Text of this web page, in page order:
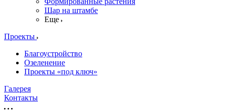
Шар на штамбе
Еще
Проекты
Благоустройство
Озеленение
Проекты «под ключ»
Галерея
Контакты